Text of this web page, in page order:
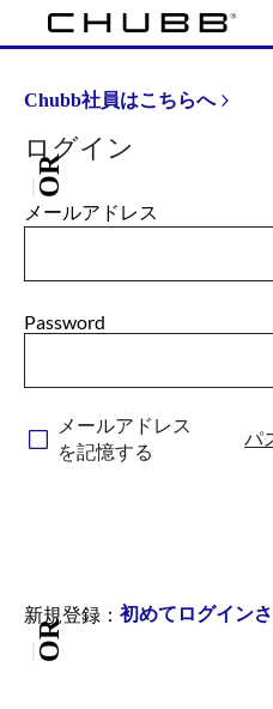
Chubb社員はこちらへ
ログイン
OR
メールアドレス
Password
メールアドレス
を記憶する
パ
新規登録： 初めてログイン
OR